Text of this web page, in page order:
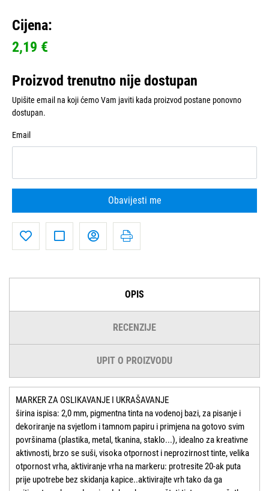
Cijena:
2,19 €
Proizvod trenutno nije dostupan
Upišite email na koji ćemo Vam javiti kada proizvod postane ponovno
dostupan.
Email
Obavijesti me
OPIS
RECENZIJE
UPIT O PROIZVODU
MARKER ZA OSLIKAVANJE I UKRAŠAVANJE
širina ispisa: 2,0 mm, pigmentna tinta na vodenoj bazi, za pisanje i
dekoriranje na svjetlom i tamnom papiru i primjena na gotovo svim
površinama (plastika, metal, tkanina, staklo...), idealno za kreativne
aktivnosti, brzo se suši, visoka otpornost i neprozirnost tinte, velika
otpornost vrha, aktiviranje vrha na markeru: protresite 20-ak puta
prije upotrebe bez skidanja kapice..aktivirajte vrh tako da ga